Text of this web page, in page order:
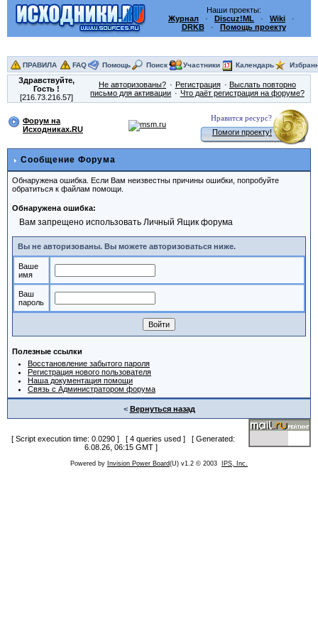
Наши проекты:
Журнал · Discuz!ML · Wiki ·
DRKB· Помощь проекту
ПРАВИЛА FAQ Помощь Поиск Участники Календарь
Здравствуйте,
Гость!
[216.73.216.57]
Не авторизованы? Регистрация
Выслать повторно
письмо для активации
Что даёт регистрация на форуме?
Форум на
Исходниках.RU
Нравится ресурс?
Помоги проекту!
Сообщение Форума
Обнаружена ошибка. Если Вам неизвестны причины ошибки, попробуйте
обратиться к файлам помощи.
Обнаружена ошибка:
Вам запрещено использовать Личный Ящик форума
Вы не авторизованы. Вы можете авторизоваться ниже.
Ваше
имя
Ваш
пароль
Полезные ссылки
Восстановление забытого пароля
Регистрация нового пользователя
Наша документация помощи
Связь с Администратором форума
< Вернуться назад
[ Script execution time: 0.0290 ] [ 4 queries used ] [ Generated:
6.08.26, 06:15 GMT ]
Powered by Invision Power Board(U) v1.2 © 2003 IPS, Inc.